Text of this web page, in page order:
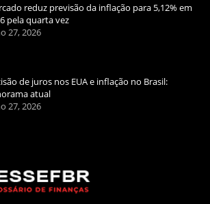
reduz previsão da inflação para 5,12% em
pela quarta vez
27, 2026
de juros nos EUA e inflação no Brasil:
atual
27, 2026